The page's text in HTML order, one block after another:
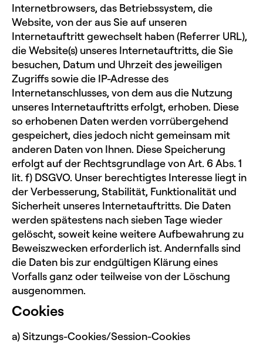
Internetbrowsers, das Betriebssystem, die
Website, von der aus Sie auf unseren
Internetauftritt gewechselt haben (Referrer URL),
die Website(s) unseres Internetauftritts, die Sie
besuchen, Datum und Uhrzeit des jeweiligen
Zugriffs sowie die IP-Adresse des
Internetanschlusses, von dem aus die Nutzung
unseres Internetauftritts erfolgt, erhoben. Diese
so erhobenen Daten werden vorrübergehend
gespeichert, dies jedoch nicht gemeinsam mit
anderen Daten von Ihnen. Diese Speicherung
erfolgt auf der Rechtsgrundlage von Art. 6 Abs. 1
lit. f) DSGVO. Unser berechtigtes Interesse liegt in
der Verbesserung, Stabilität, Funktionalität und
Sicherheit unseres Internetauftritts. Die Daten
werden spätestens nach sieben Tage wieder
gelöscht, soweit keine weitere Aufbewahrung zu
Beweiszwecken erforderlich ist. Andernfalls sind
die Daten bis zur endgültigen Klärung eines
Vorfalls ganz oder teilweise von der Löschung
ausgenommen.
Cookies
a) Sitzungs-Cookies/Session-Cookies